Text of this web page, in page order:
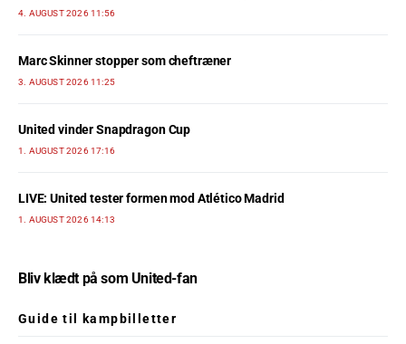
4. AUGUST 2026 11:56
Marc Skinner stopper som cheftræner
3. AUGUST 2026 11:25
United vinder Snapdragon Cup
1. AUGUST 2026 17:16
LIVE: United tester formen mod Atlético Madrid
1. AUGUST 2026 14:13
Bliv klædt på som United-fan
Guide til kampbilletter